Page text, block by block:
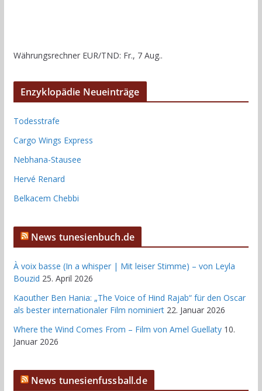
Währungsrechner EUR/TND: Fr., 7 Aug..
Enzyklopädie Neueinträge
Todesstrafe
Cargo Wings Express
Nebhana-Stausee
Hervé Renard
Belkacem Chebbi
News tunesienbuch.de
À voix basse (In a whisper | Mit leiser Stimme) – von Leyla
Bouzid 25. April 2026
Kaouther Ben Hania: „The Voice of Hind Rajab“ für den Oscar
als bester internationaler Film nominiert 22. Januar 2026
Where the Wind Comes From – Film von Amel Guellaty 10.
Januar 2026
News tunesienfussball.de